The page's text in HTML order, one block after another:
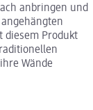
anbringen und
diesem Produkt
Wände